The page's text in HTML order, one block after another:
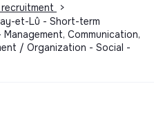
>
et-Lû - Short-term
Communication,
/ Organization - Social -